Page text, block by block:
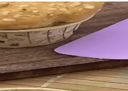
ve hijyenik bir mutfak gerecidir.
en uygun seçeneği belirlemenize
Kalıbı